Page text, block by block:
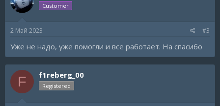
Customer
2 Май 2023 #3
Уже не надо, уже помогли и все работает. На спасибо
F f1reberg_00
Registered